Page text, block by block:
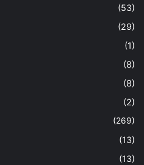
(53)
(29)
(1)
(8)
(8)
(2)
(269)
(13)
(13)